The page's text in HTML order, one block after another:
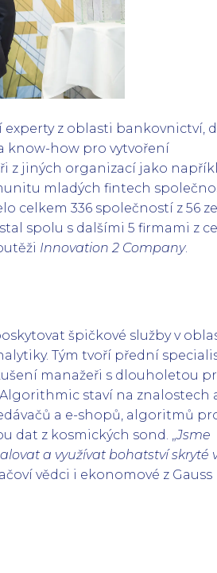
z oblasti bankovnictví,
know-how pro vytvoření
z jiných organizací jako
mladých fintech
celkem 336 společností z 56
spolu s dalšími 5 firmami z
Innovation 2 Company.
špičkové služby v
Tým tvoří přední
manažeři s dlouholetou
staví na znalostech
a e-shopů, algoritmů
dat z kosmických sond. „Jsme
a využívat bohatství skryté
vědci i ekonomové z Gauss